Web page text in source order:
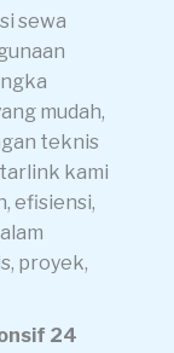
sewa
mudah,
teknis
kami
efisiensi,
proyek,
24